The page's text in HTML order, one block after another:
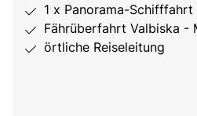
1 x Panorama-Schifffahrt
Fährüberfahrt Valbiska -
örtliche Reiseleitung